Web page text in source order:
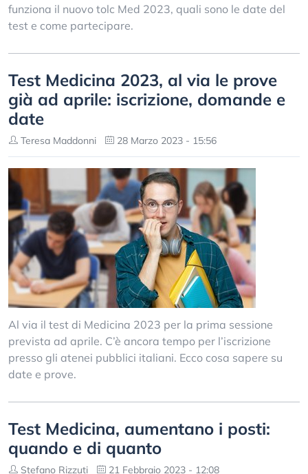
funziona il nuovo tolc Med 2023, quali sono le date del
test e come partecipare.
Test Medicina 2023, al via le prove
già ad aprile: iscrizione, domande e
date
Teresa Maddonni 28 Marzo 2023 - 15:56
Al via il test di Medicina 2023 per la prima sessione
prevista ad aprile. C’è ancora tempo per l’iscrizione
presso gli atenei pubblici italiani. Ecco cosa sapere su
date e prove.
Test Medicina, aumentano i posti:
quando e di quanto
Stefano Rizzuti 21 Febbraio 2023 - 12:08